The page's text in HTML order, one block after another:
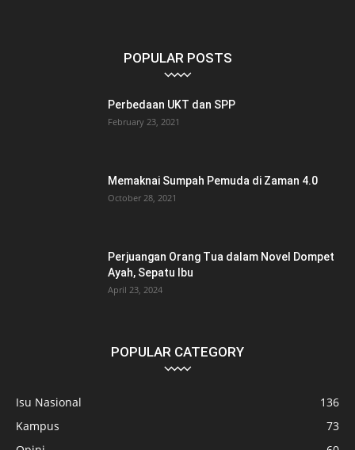
POPULAR POSTS
Perbedaan UKT dan SPP
February 23, 2021
Memaknai Sumpah Pemuda di Zaman 4.0
October 28, 2021
Perjuangan Orang Tua dalam Novel Dompet
Ayah, Sepatu Ibu
April 23, 2024
POPULAR CATEGORY
Isu Nasional
136
Kampus
73